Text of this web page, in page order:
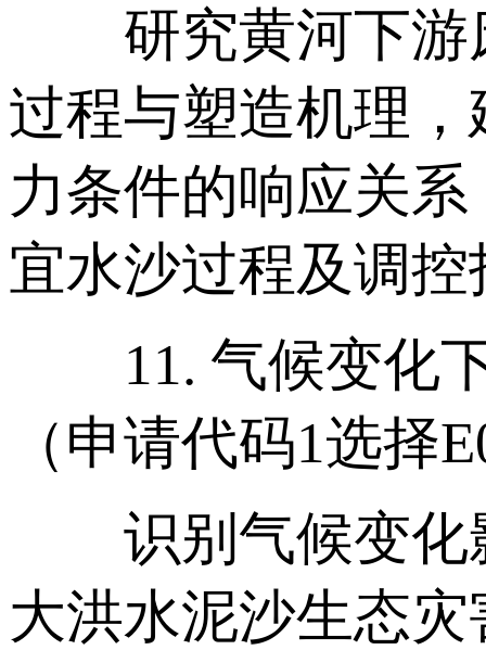
研究黄河下游
过程与塑造机理
力条件的响应关
宜水沙过程及调控
11. 气候变化下
（申请代码1选择
识别气候变化
大洪水泥沙生态